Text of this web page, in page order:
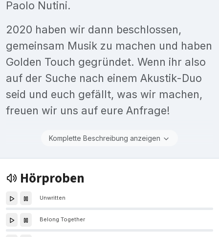
Paolo Nutini.
2020 haben wir dann beschlossen,
gemeinsam Musik zu machen und haben
Golden Touch gegründet. Wenn ihr also
auf der Suche nach einem Akustik-Duo
seid und euch gefällt, was wir machen,
freuen wir uns auf eure Anfrage!
Komplette Beschreibung anzeigen
Hörproben
Unwritten
Belong Together